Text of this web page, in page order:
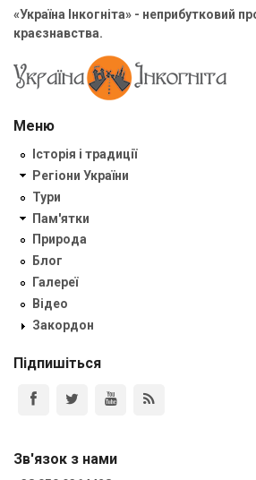
«Україна Інкогніта» - неприбутковий
краєзнавства.
Меню
Історія і традиції
Регіони України
Тури
Пам'ятки
Природа
Блог
Галереї
Відео
Закордон
Підпишіться
Зв'язок з нами